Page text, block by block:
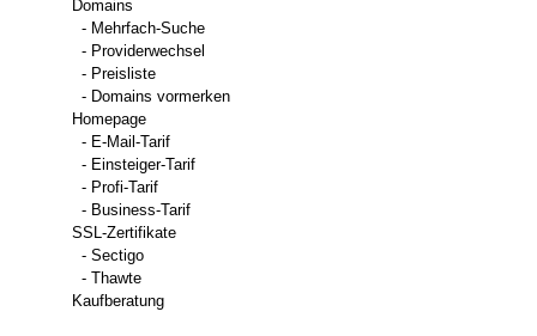
Domains
- Mehrfach-Suche
- Providerwechsel
- Preisliste
- Domains vormerken
Homepage
- E-Mail-Tarif
- Einsteiger-Tarif
- Profi-Tarif
- Business-Tarif
SSL-Zertifikate
- Sectigo
- Thawte
Kaufberatung